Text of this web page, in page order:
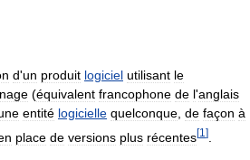
d'un produit logiciel utilisant le
(équivalent francophone de l'anglais
entité logicielle quelconque de façon à
place de versions plus récentes[1 ]